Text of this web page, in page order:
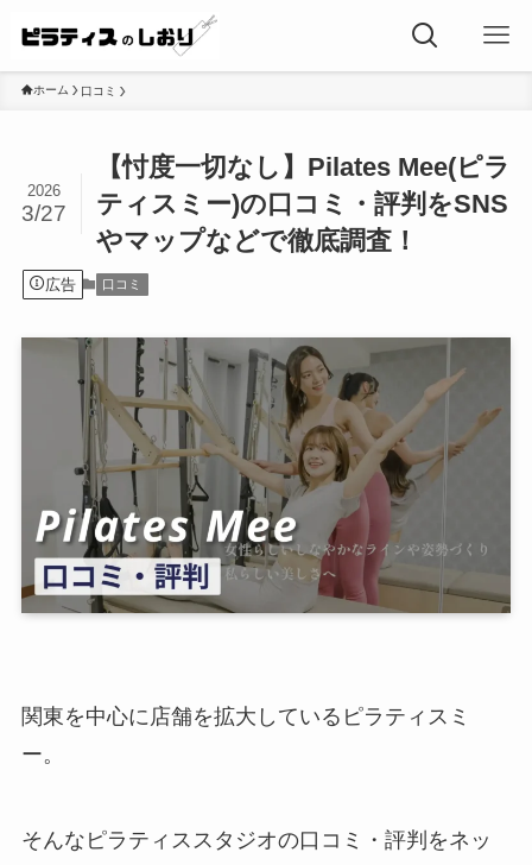
ホーム 口コミ
【忖度一切なし】Pilates Mee(ピラ
ティスミー)の口コミ・評判をSNS
やマップなどで徹底調査！
2026
3/27
広告 口コミ
関東を中心に店舗を拡大しているピラティスミ
ー。
そんなピラティススタジオの口コミ・評判をネッ